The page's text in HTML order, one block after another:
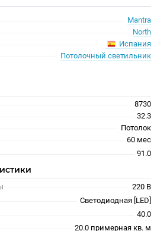
Mantra
North
Испания
Потолочный светильник
8730
32.3
Потолок
60 меc
91.0
220 В
Светодиодная [LED]
40.0
20.0 примерная кв. м